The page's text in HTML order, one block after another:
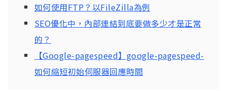
如何使用FTP？以FileZilla為例
SEO優化中，內部連結到底要做多少才是正常
的？
【Google-pagespeed】google-pagespeed-
如何縮短初始伺服器回應時間